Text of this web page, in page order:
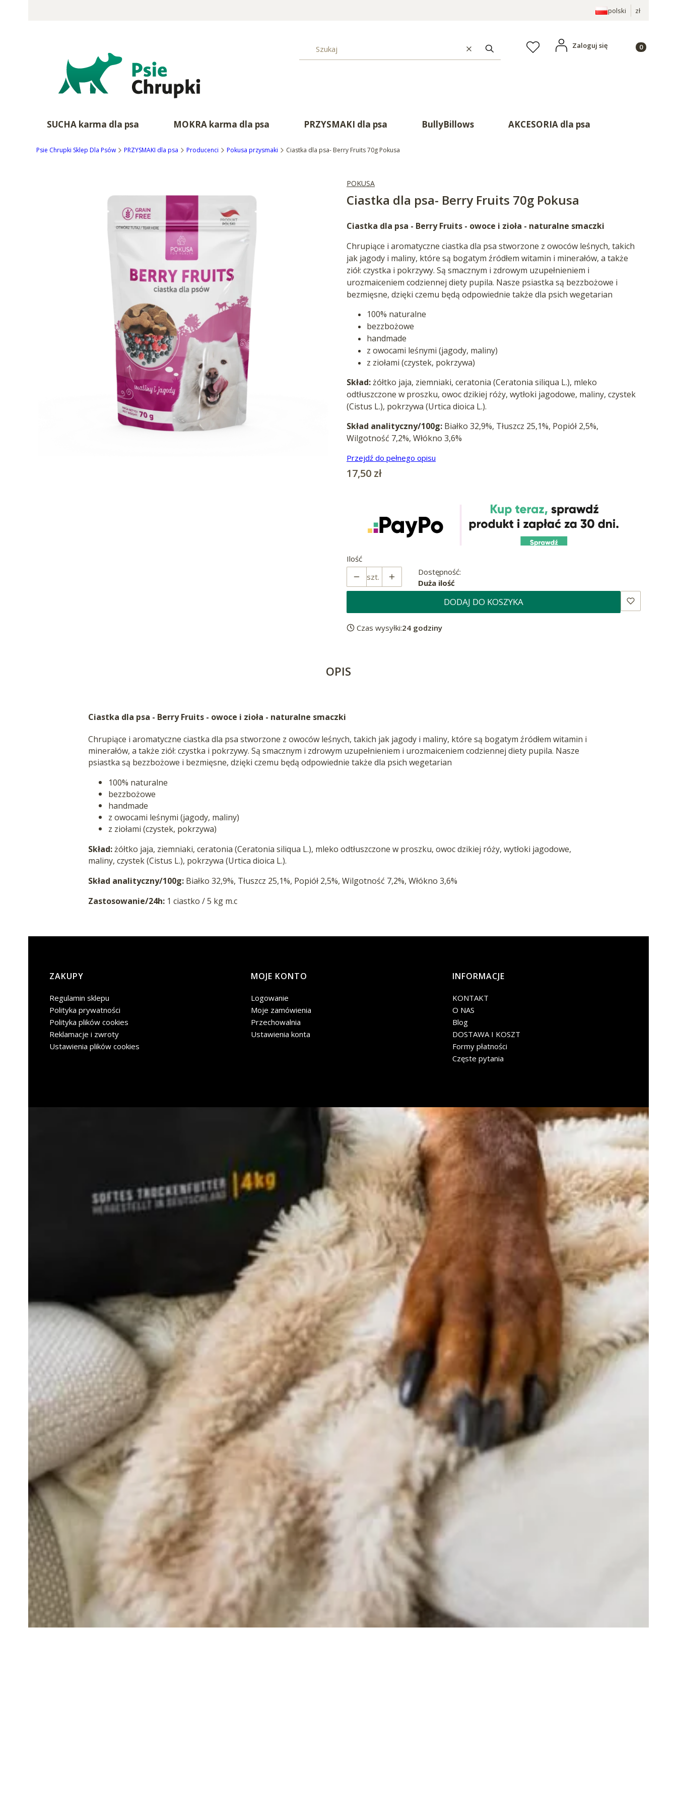
polski zł
WyczyśćSzukaj Ulubione
Zaloguj się Produkty w
SUCHA karma dla psa MOKRA karma dla psa PRZYSMAKI dla psa BullyBillows AKCESORIA dla psa
Psie Chrupki Sklep Dla Psów PRZYSMAKI dla psa Producenci Pokusa przysmaki Ciastka dla psa- Berry Fruits 70g Pokusa
POKUSA
Ciastka dla psa- Berry Fruits 70g Pokusa
Ciastka dla psa - Berry Fruits - owoce i zioła - naturalne smaczki
Chrupiące i aromatyczne ciastka dla psa stworzone z owoców leśnych, takich
jak jagody i maliny, które są bogatym źródłem witamin i minerałów, a także
ziół: czystka i pokrzywy. Są smacznym i zdrowym uzupełnieniem i
urozmaiceniem codziennej diety pupila. Nasze psiastka są bezzbożowe i
bezmięsne, dzięki czemu będą odpowiednie także dla psich wegetarian
100% naturalne
bezzbożowe
handmade
z owocami leśnymi (jagody, maliny)
z ziołami (czystek, pokrzywa)
Skład:żółtko jaja, ziemniaki, ceratonia (Ceratonia siliqua L.), mleko
odtłuszczone w proszku, owoc dzikiej róży, wytłoki jagodowe, maliny, czystek
(Cistus L.), pokrzywa (Urtica dioica L.).
Skład analityczny/100g: Białko 32,9%, Tłuszcz 25,1%, Popiół 2,5%,
Wilgotność 7,2%, Włókno 3,6%
Przejdź do pełnego opisu
Cena
17,50 zł
Ilość
szt.
Dostępność:
Duża ilość
DODAJ DO KOSZYKA
Czas wysyłki:24 godziny
OPIS
Ciastka dla psa - Berry Fruits - owoce i zioła - naturalne smaczki
Chrupiące i aromatyczne ciastka dla psa stworzone z owoców leśnych, takich jak jagody i maliny, które są bogatym źródłem witamin i
minerałów, a także ziół: czystka i pokrzywy. Są smacznym i zdrowym uzupełnieniem i urozmaiceniem codziennej diety pupila. Nasze
psiastka są bezzbożowe i bezmięsne, dzięki czemu będą odpowiednie także dla psich wegetarian
100% naturalne
bezzbożowe
handmade
z owocami leśnymi (jagody, maliny)
z ziołami (czystek, pokrzywa)
Skład:żółtko jaja, ziemniaki, ceratonia (Ceratonia siliqua L.), mleko odtłuszczone w proszku, owoc dzikiej róży, wytłoki jagodowe,
maliny, czystek (Cistus L.), pokrzywa (Urtica dioica L.).
Skład analityczny/100g: Białko 32,9%, Tłuszcz 25,1%, Popiół 2,5%, Wilgotność 7,2%, Włókno 3,6%
Zastosowanie/24h: 1 ciastko / 5 kg m.c
Linki w stopce
ZAKUPY
Regulamin sklepu
Polityka prywatności
Polityka plików cookies
Reklamacje i zwroty
Ustawienia plików cookies
MOJE KONTO
Logowanie
Moje zamówienia
Przechowalnia
Ustawienia konta
INFORMACJE
KONTAKT
O NAS
Blog
DOSTAWA I KOSZT
Formy płatności
Częste pytania